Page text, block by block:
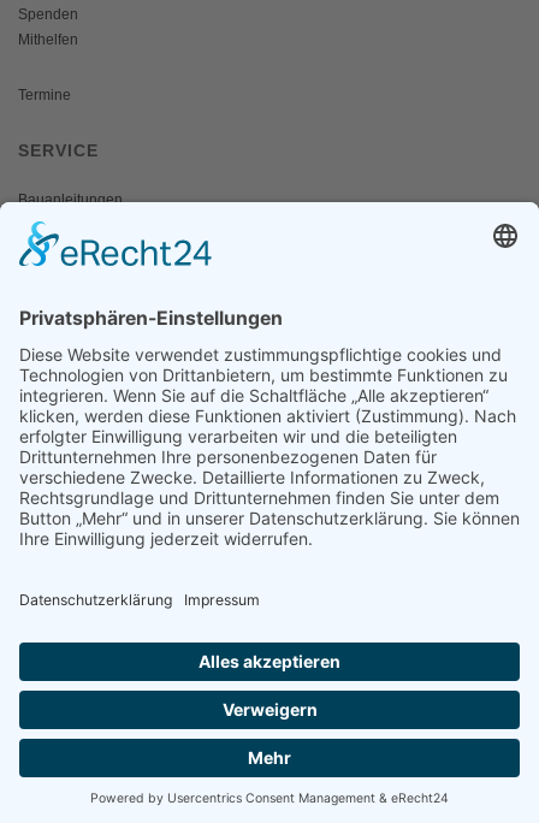
Spenden
Mithelfen
Termine
SERVICE
Bauanleitungen
Schulangebote
Shop
MEDIEN & PRESSE
Informationsfalter
Informativ
Otternet
natur & land
Presse
ÜBER UNS
Regionalgruppen
Statuten
Partner